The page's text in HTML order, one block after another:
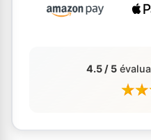
4.5 / 5